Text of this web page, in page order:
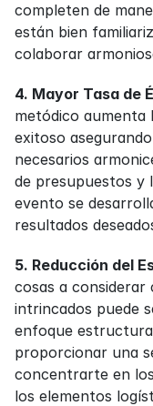
completen de
están bien
colaborar
4. Mayor Tasa de
metódico aumenta
exitoso
necesarios
de presupuestos y
evento se
resultados
5. Reducción del
cosas a considerar
intrincados puede
enfoque
proporcionar una
concentrarte en
los elementos